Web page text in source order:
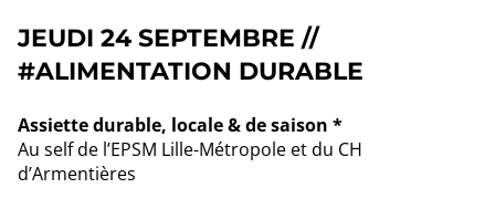
JEUDI 24 SEPTEMBRE //
#ALIMENTATION DURABLE
Assiette durable, locale & de saison *
Au self de l’EPSM Lille-Métropole et du CH
d’Armentières